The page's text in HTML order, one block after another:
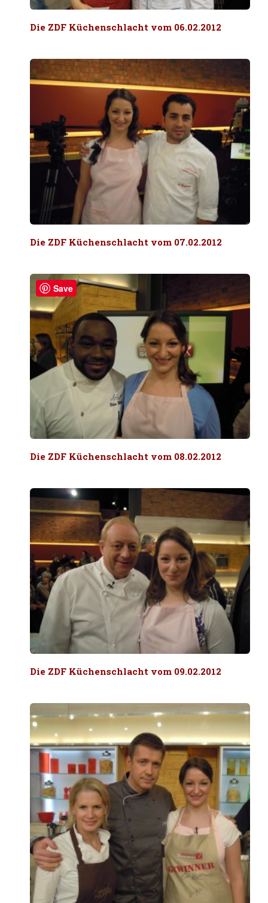
Die ZDF Küchenschlacht vom 06.02.2012
Die ZDF Küchenschlacht vom 07.02.2012
Die ZDF Küchenschlacht vom 08.02.2012
Die ZDF Küchenschlacht vom 09.02.2012
Save